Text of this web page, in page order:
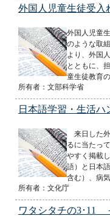
外国人児童生徒受入
外国人児童
のような取
より、外国
とともに、
童生徒教育
所有者：文部科学省
日本語学習・生活ハ
来日した
るに当たっ
やすく掲載
語）と日本
含む）、病
所有者：文化庁
ワタシタチの3･11